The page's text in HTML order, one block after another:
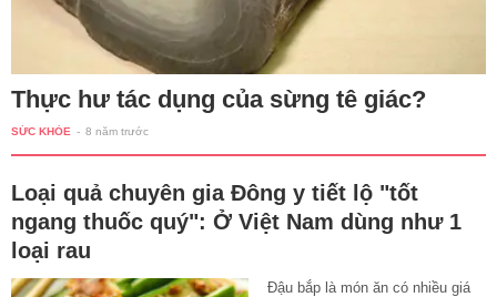
Thực hư tác dụng của sừng tê giác?
SỨC KHỎE - 8 năm trước
Loại quả chuyên gia Đông y tiết lộ "tốt
ngang thuốc quý": Ở Việt Nam dùng như 1
loại rau
Đậu bắp là món ăn có nhiều giá